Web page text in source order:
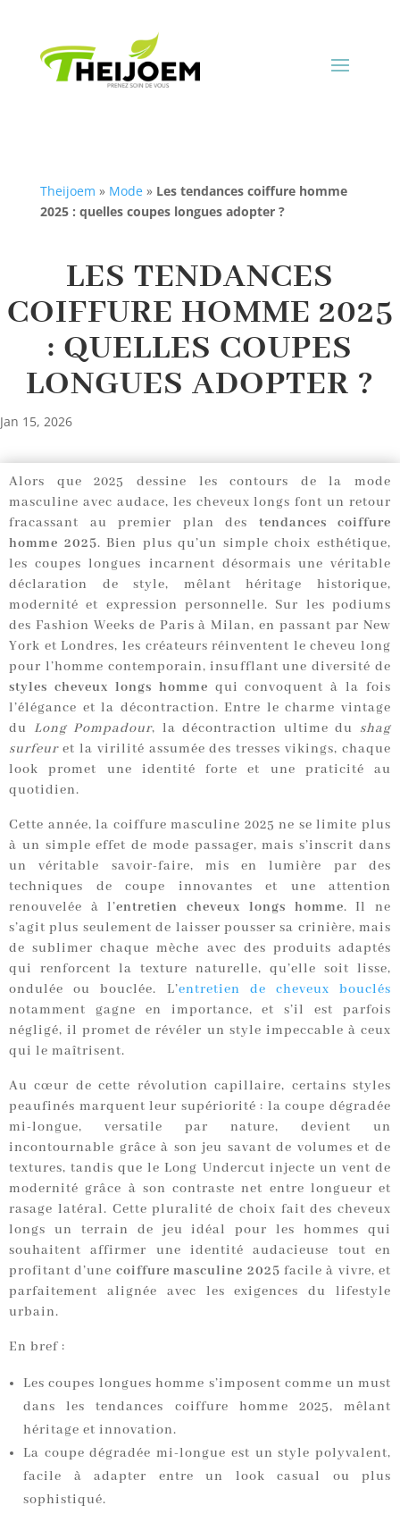
Theijoem » Mode» Les tendances coiffure homme
2025 : quelles coupes longues adopter ?
LES TENDANCES
COIFFURE HOMME 2025
: QUELLES COUPES
LONGUES ADOPTER ?
Jan 15, 2026
Alors que 2025 dessine les contours de la mode
masculine avec audace, les cheveux longs font un retour
fracassant au premier plan des tendances coiffure
homme 2025. Bien plus qu’un simple choix esthétique,
les coupes longues incarnent désormais une véritable
déclaration de style, mêlant héritage historique,
modernité et expression personnelle. Sur les podiums
des Fashion Weeks de Paris à Milan, en passant par New
York et Londres, les créateurs réinventent le cheveu long
pour l’homme contemporain, insufflant une diversité de
styles cheveux longs homme qui convoquent à la fois
l’élégance et la décontraction. Entre le charme vintage
du Long Pompadour, la décontraction ultime du shag
surfeuret la virilité assumée des tresses vikings, chaque
look promet une identité forte et une praticité au
quotidien.
Cette année, la coiffure masculine 2025 ne se limite plus
à un simple effet de mode passager, mais s’inscrit dans
un véritable savoir-faire, mis en lumière par des
techniques de coupe innovantes et une attention
renouvelée à l’entretien cheveux longs homme. Il ne
s’agit plus seulement de laisser pousser sa crinière, mais
de sublimer chaque mèche avec des produits adaptés
qui renforcent la texture naturelle, qu’elle soit lisse,
ondulée ou bouclée. L’entretien de cheveux bouclés
notamment gagne en importance, et s’il est parfois
négligé, il promet de révéler un style impeccable à ceux
qui le maîtrisent.
Au cœur de cette révolution capillaire, certains styles
peaufinés marquent leur supériorité : la coupe dégradée
mi-longue, versatile par nature, devient un
incontournable grâce à son jeu savant de volumes et de
textures, tandis que le Long Undercut injecte un vent de
modernité grâce à son contraste net entre longueur et
rasage latéral. Cette pluralité de choix fait des cheveux
longs un terrain de jeu idéal pour les hommes qui
souhaitent affirmer une identité audacieuse tout en
profitant d’une coiffure masculine 2025 facile à vivre, et
parfaitement alignée avec les exigences du lifestyle
urbain.
En bref :
Les coupes longues homme s’imposent comme un must
dans les tendances coiffure homme 2025, mêlant
héritage et innovation.
La coupe dégradée mi-longue est un style polyvalent,
facile à adapter entre un look casual ou plus
sophistiqué.